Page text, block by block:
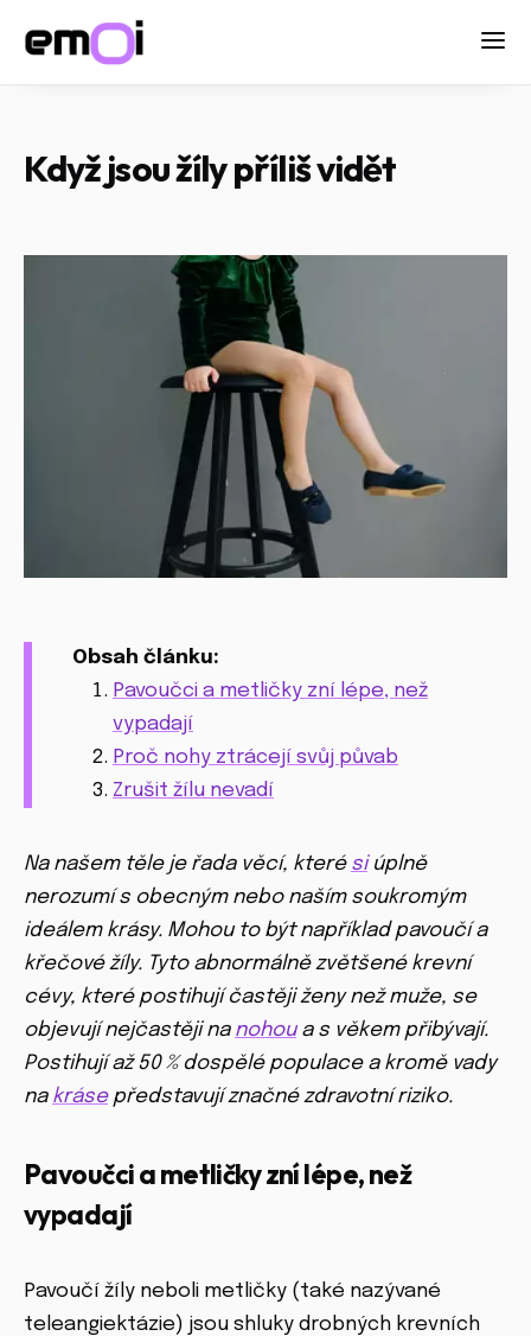
Když jsou žíly příliš vidět
Obsah článku:
Pavoučci a metličky zní lépe, než
vypadají
Proč nohy ztrácejí svůj půvab
Zrušit žílu nevadí
Na našem těle je řada věcí, které siúplně
nerozumí s obecným nebo naším soukromým
ideálem krásy. Mohou to být například pavoučí a
křečové žíly. Tyto abnormálně zvětšené krevní
cévy, které postihují častěji ženy než muže, se
objevují nejčastěji na nohoua s věkem přibývají.
Postihují až 50 % dospělé populace a kromě vady
na krásepředstavují značné zdravotní riziko.
Pavoučci a metličky zní lépe, než
vypadají
Pavoučí žíly neboli metličky (také nazývané
teleangiektázie) jsou shluky drobných krevních